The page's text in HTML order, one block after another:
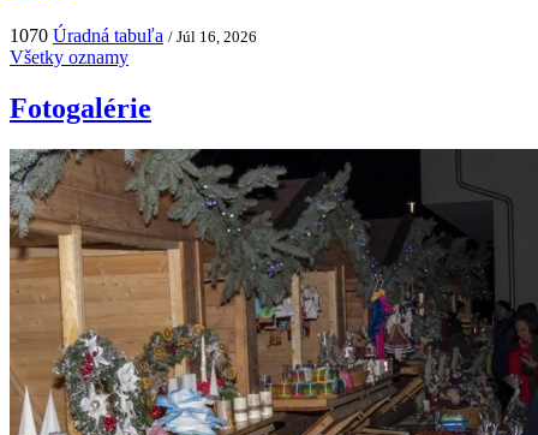
1070 Úradná tabuľa / Júl 16, 2026
Všetky oznamy
Fotogalérie